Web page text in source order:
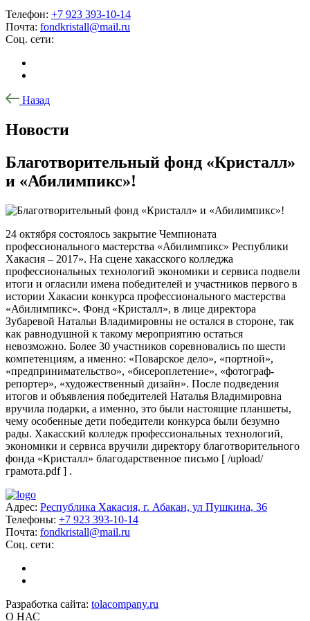
Телефон: +7 923 393-10-14
Почта: fondkristall@mail.ru
Соц. сети:
Назад
Новости
Благотворительный фонд «Кристалл»
и «Абилимпикс»!
24 октября состоялось закрытие Чемпионата
профессионального мастерства «Абилимпикс» Республики
Хакасия – 2017». На сцене хакасского колледжа
профессиональных технологий экономики и сервиса подвели
итоги и огласили имена победителей и участников первого в
истории Хакасии конкурса профессионального мастерства
«Абилимпикс». Фонд «Кристалл», в лице директора
Зубаревой Натальи Владимировны не остался в стороне, так
как равнодушной к такому мероприятию остаться
невозможно. Более 30 участников соревновались по шести
компетенциям, а именно: «Поварское дело», «портной»,
«предпринимательство», «бисероплетение», «фотограф-
репортер», «художественный дизайн». После подведения
итогов и объявления победителей Наталья Владимировна
вручила подарки, а именно, это были настоящие планшеты,
чему особенные дети победители конкурса были безумно
рады. Хакасский колледж профессиональных технологий,
экономики и сервиса вручили директору благотворительного
фонда «Кристалл» благодарственное письмо [ /upload/
грамота.pdf ] .
Адрес: Республика Хакасия, г. Абакан, ул Пушкина, 36
Телефоны: +7 923 393-10-14
Почта: fondkristall@mail.ru
Соц. сети:
Разработка сайта: tolacompany.ru
О НАС